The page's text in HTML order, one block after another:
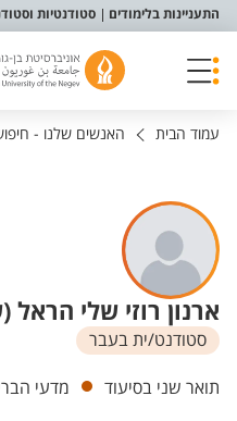
תפריט נגישות
התעניינות בלימודים סטודנטיות
עמוד הבית האנשים שלנו -
ארנון רוזי שלי הראל
סטודנט/ית בעבר
יחידות
תואר שני בסיעוד מדעי